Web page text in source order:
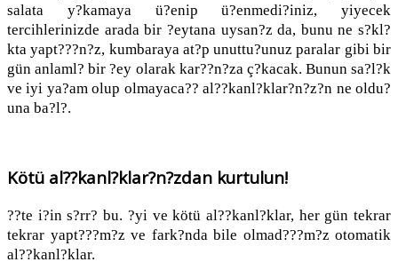
salata y?kamaya ü?enip ü?enmedi?iniz, yiyecek
tercihlerinizde arada bir ?eytana uysan?z da, bunu ne s?kl?
kta yapt???n?z, kumbaraya at?p unuttu?unuz paralar gibi bir
gün anlaml? bir ?ey olarak kar??n?za ç?kacak. Bunun sa?l?k
ve iyi ya?am olup olmayaca?? al??kanl?klar?n?z?n ne oldu?
una ba?l?.
Kötü al??kanl?klar?n?zdan kurtulun!
??te i?in s?rr? bu. ?yi ve kötü al??kanl?klar, her gün tekrar
tekrar yapt???m?z ve fark?nda bile olmad???m?z otomatik
al??kanl?klar.